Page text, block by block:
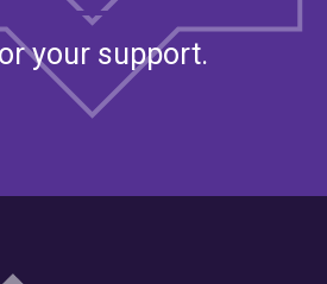
your support.